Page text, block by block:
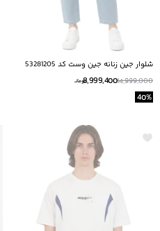
شلوار جين زنانه جين وست كد 53281205
14,999,000
8,999,400تومانــ
40%